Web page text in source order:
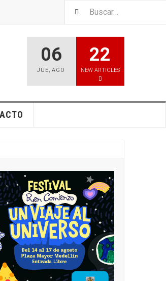
06
JUE,AGO
22
NEW ARTICLES